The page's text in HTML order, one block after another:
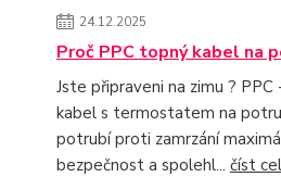
24.12.2025
Proč PPC topný kabel na
Jste připraveni na zimu ?
kabel s termostatem na
potrubí proti zamrzání
bezpečnost a spolehl... číst